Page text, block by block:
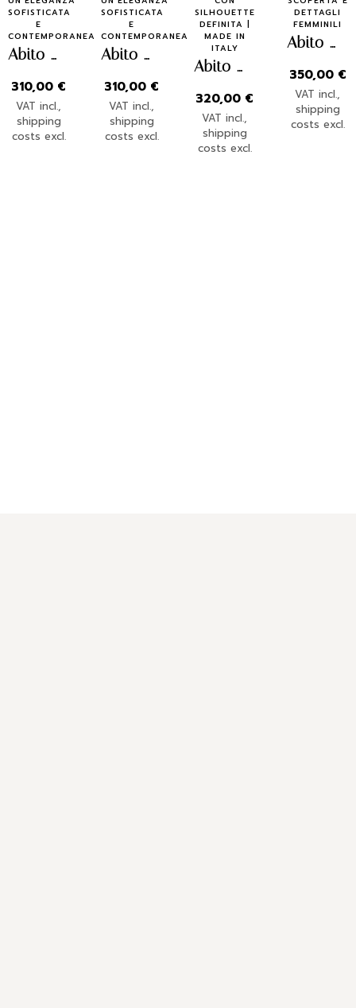
SOFISTICATA
E
CONTEMPORANEA
Abito Abbraccio – Rosa e Verde
310,00 €
VAT incl.,
shipping
costs excl.
SOFISTICATA
E
CONTEMPORANEA
Abito Abbraccio – Argento e Ottanio
310,00 €
VAT incl.,
shipping
costs excl.
SILHOUETTE
DEFINITA |
MADE IN
ITALY
Abito Cara – Total White
320,00 €
VAT incl.,
shipping
costs excl.
DETTAGLI
FEMMINILI
Abito Oltre
350,00 €
VAT incl.,
shipping
costs excl.